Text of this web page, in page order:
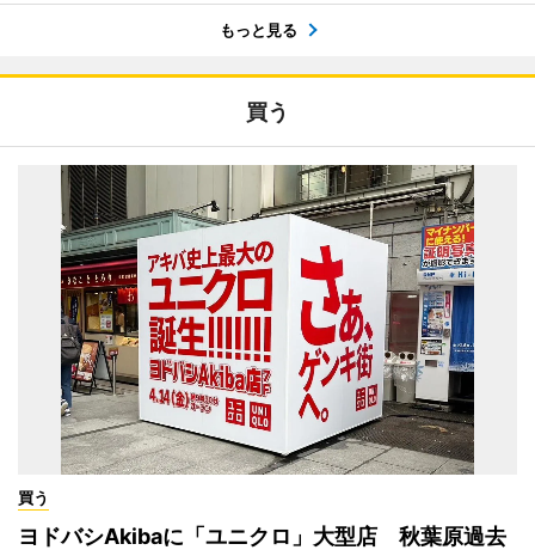
もっと見る
買う
買う
ヨドバシAkibaに「ユニクロ」大型店 秋葉原過去